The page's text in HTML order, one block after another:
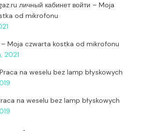
личный кабинет войти – Moja
od mikrofonu
– Moja czwarta kostka od mikrofonu
2021
Praca na weselu bez lamp błyskowych
na weselu bez lamp błyskowych